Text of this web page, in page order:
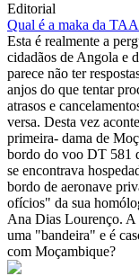
Editorial
Qual é a maka da
Esta é realmente a
cidadãos de Angola e
parece não ter
anjos do que tentar
atrasos e
versa. Desta vez
primeira- dama de
bordo do voo DT 581
se encontrava
bordo de aeronave
ofícios" da sua
Ana Dias Lourenço. A
uma "bandeira" e é
com Moçambique?